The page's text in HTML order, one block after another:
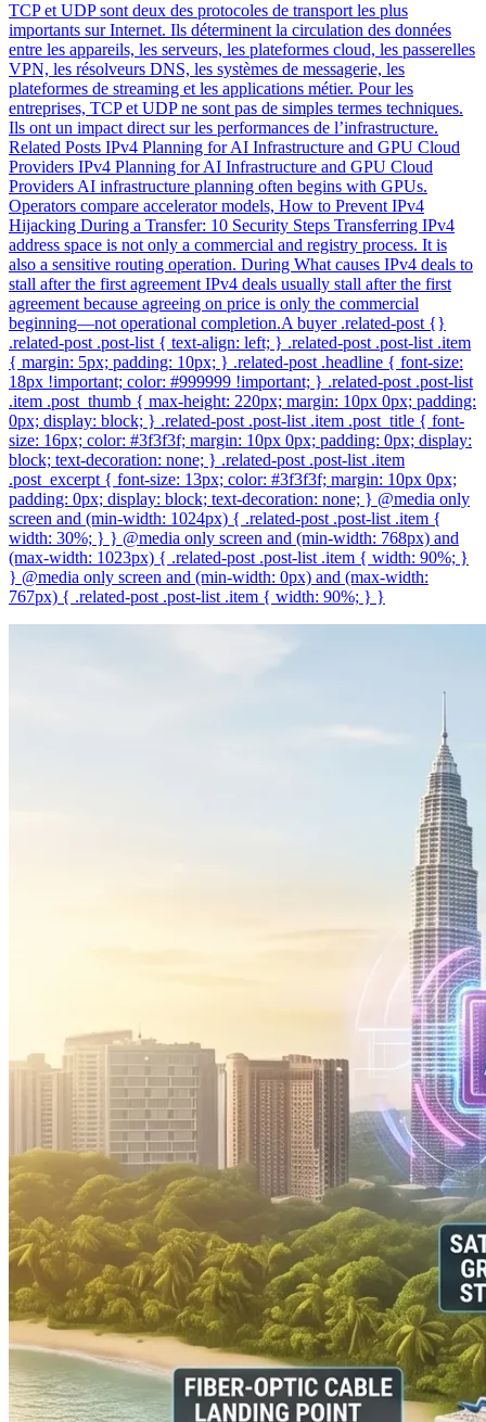
TCP et UDP sont deux des protocoles de transport les plus
importants sur Internet. Ils déterminent la circulation des données
entre les appareils, les serveurs, les plateformes cloud, les passerelles
VPN, les résolveurs DNS, les systèmes de messagerie, les
plateformes de streaming et les applications métier. Pour les
entreprises, TCP et UDP ne sont pas de simples termes techniques.
Ils ont un impact direct sur les performances de l’infrastructure.
Related Posts IPv4 Planning for AI Infrastructure and GPU Cloud
Providers IPv4 Planning for AI Infrastructure and GPU Cloud
Providers AI infrastructure planning often begins with GPUs.
Operators compare accelerator models, How to Prevent IPv4
Hijacking During a Transfer: 10 Security Steps Transferring IPv4
address space is not only a commercial and registry process. It is
also a sensitive routing operation. During What causes IPv4 deals to
stall after the first agreement IPv4 deals usually stall after the first
agreement because agreeing on price is only the commercial
beginning—not operational completion.A buyer .related-post {}
.related-post .post-list { text-align: left; } .related-post .post-list .item
{ margin: 5px; padding: 10px; } .related-post .headline { font-size:
18px !important; color: #999999 !important; } .related-post .post-list
.item .post_thumb { max-height: 220px; margin: 10px 0px; padding:
0px; display: block; } .related-post .post-list .item .post_title { font-
size: 16px; color: #3f3f3f; margin: 10px 0px; padding: 0px; display:
block; text-decoration: none; } .related-post .post-list .item
.post_excerpt { font-size: 13px; color: #3f3f3f; margin: 10px 0px;
padding: 0px; display: block; text-decoration: none; } @media only
screen and (min-width: 1024px) { .related-post .post-list .item {
width: 30%; } } @media only screen and (min-width: 768px) and
(max-width: 1023px) { .related-post .post-list .item { width: 90%; }
} @media only screen and (min-width: 0px) and (max-width:
767px) { .related-post .post-list .item { width: 90%; } }